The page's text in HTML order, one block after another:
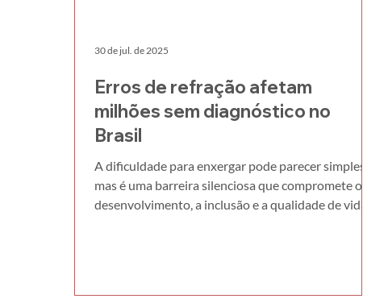
Erros de refração afetam
milhões sem diagnóstico no
Brasil
A dificuldade para enxergar pode parecer simples,
mas é uma barreira silenciosa que compromete o
desenvolvimento, a inclusão e a qualidade de vida
rigorosos, esta pesquisa comprovou que, com o
30 de jul. de 2025